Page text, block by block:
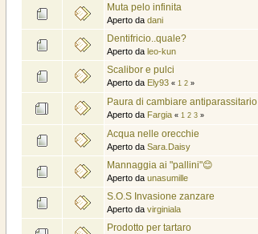
Muta pelo infinita
Aperto da dani
Dentifricio..quale?
Aperto da leo-kun
Scalibor e pulci
Aperto da Ely93 « 1 2»
Paura di cambiare antiparassitario
Aperto da Fargia « 1 2 3»
Acqua nelle orecchie
Aperto da Sara.Daisy
Mannaggia ai "pallini"😊
Aperto da unasumille
S.O.S Invasione zanzare
Aperto da virginiala
Prodotto per tartaro